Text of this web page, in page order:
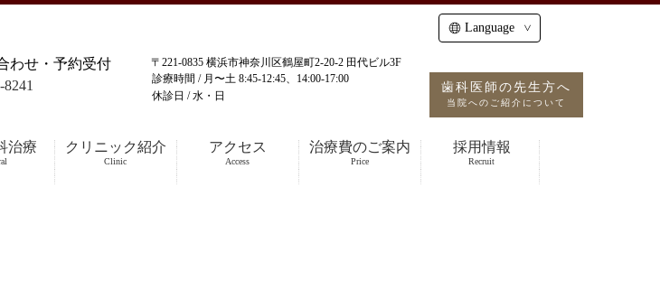
Language
治療 クリニック紹介
Clinic
アクセス
Access
治療費のご案内
Price
採用情報
Recruit
わせ・予約受付
〒221-0835 横浜市神奈川区鶴屋町2-20-2 田代ビル3F
診療時間 / 月〜土 8:45-12:45、14:00-17:00
休診日 /水・日
歯科医師の先生方へ
当院へのご紹介について
の受診をお願い致します。